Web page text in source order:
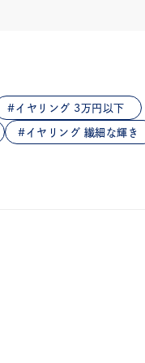
イヤリング 3万円以下
イヤリング 繊細な輝き